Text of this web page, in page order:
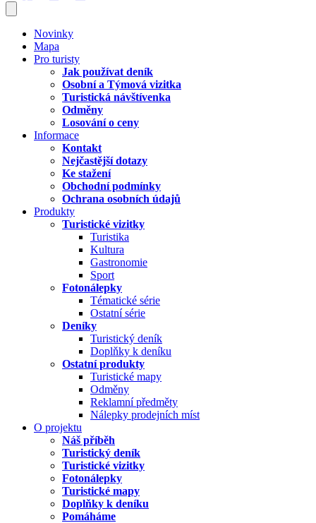
Novinky
Mapa
Pro turisty
Jak používat deník
Osobní a Týmová vizitka
Turistická návštívenka
Odměny
Losování o ceny
Informace
Kontakt
Nejčastější dotazy
Ke stažení
Obchodní podmínky
Ochrana osobních údajů
Produkty
Turistické vizitky
Turistika
Kultura
Gastronomie
Sport
Fotonálepky
Tématické série
Ostatní série
Deníky
Turistický deník
Doplňky k deníku
Ostatní produkty
Turistické mapy
Odměny
Reklamní předměty
Nálepky prodejních míst
O projektu
Náš příběh
Turistický deník
Turistické vizitky
Fotonálepky
Turistické mapy
Doplňky k deníku
Pomáháme